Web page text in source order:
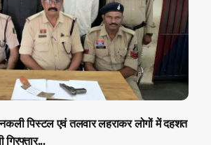
पिस्टल एवं तलवार लहराकर लोगों में दहशत